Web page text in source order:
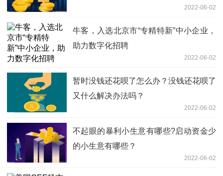
2022-06-02
牛客，入选北京市“专精特新”中小企业，
助力数字化招聘
2022-06-02
暂时没钱还花呗了怎么办？没钱还花呗了
又什么解决办法吗？
2022-06-02
不起眼的暴利小生意有哪些?启动资金少
的小生意有哪些？
2022-06-02